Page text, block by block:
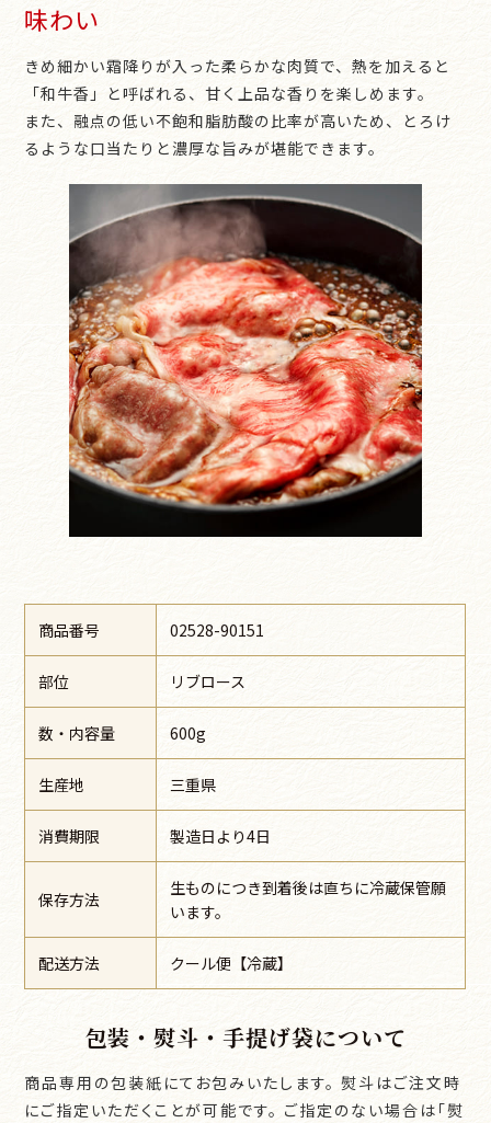
味わい
きめ細かい霜降りが入った柔らかな肉質で、熱を加えると
「和牛香」と呼ばれる、甘く上品な香りを楽しめます。
また、融点の低い不飽和脂肪酸の比率が高いため、とろけ
るような口当たりと濃厚な旨みが堪能できます。
商品番号 02528-90151
部位 リブロース
数・内容量 600g
生産地 三重県
消費期限 製造日より4日
保存方法
生ものにつき到着後は直ちに冷蔵保管願
います。
配送方法 クール便【冷蔵】
包装・熨斗・手提げ袋について
商品専用の包装紙にてお包みいたします。 熨斗はご注文時
にご指定いただくことが可能です。 ご指定のない場合は「熨